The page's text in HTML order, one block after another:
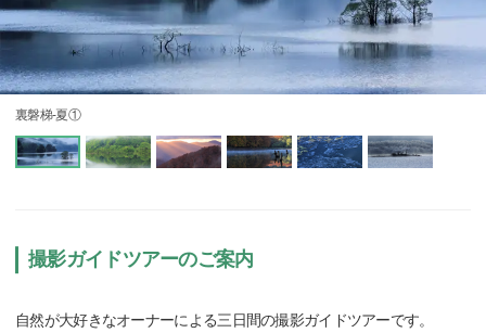
裏磐梯-夏①
撮影ガイドツアーのご案内
自然が大好きなオーナーによる三日間の撮影ガイドツアーです。